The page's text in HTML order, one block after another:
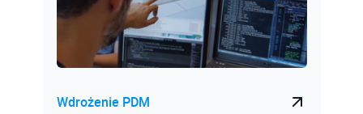
Wdrożenie PDM